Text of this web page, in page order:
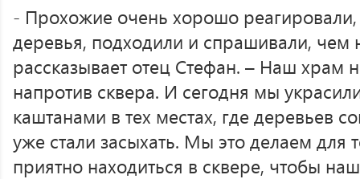
- Прохожие очень хорошо
деревья, подходили и спрашивали,
рассказывает отец Стефан. – Наш храм
напротив сквера. И сегодня мы
каштанами в тех местах, где деревьев
уже стали засыхать. Мы это делаем
приятно находиться в сквере, чтобы